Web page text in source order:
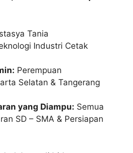
Tania
Industri Cetak
Perempuan
Selatan & Tangerang
yang Diampu: Semua
SD – SMA & Persiapan